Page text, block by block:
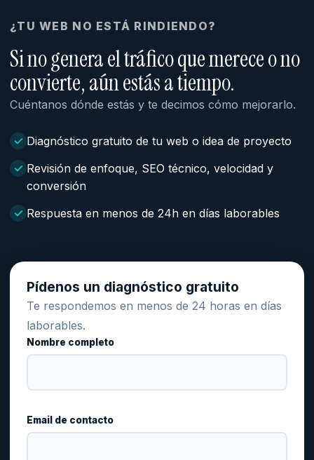
¿TU WEB NO ESTÁ RINDIENDO?
Si no genera el tráfico que merece o no
convierte, aún estás a tiempo.
Cuéntanos dónde estás y te decimos cómo mejorarlo.
Diagnóstico gratuito de tu web o idea de proyecto
Revisión de enfoque, SEO técnico, velocidad y
conversión
Respuesta en menos de 24h en días laborables
Pídenos un diagnóstico gratuito
Te respondemos en menos de 24 horas en días
laborables.
Nombre completo
Email de contacto